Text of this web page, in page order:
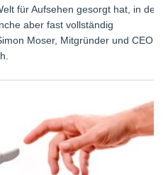
für Aufsehen gesorgt hat, in der
aber fast vollständig
Moser, Mitgründer und CEO